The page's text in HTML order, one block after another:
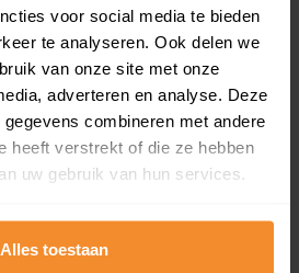
voor social media te bieden
te analyseren. Ook delen we
van onze site met onze
adverteren en analyse. Deze
combineren met andere
heeft verstrekt of die ze hebben
uw gebruik van hun services.
Alles toestaan